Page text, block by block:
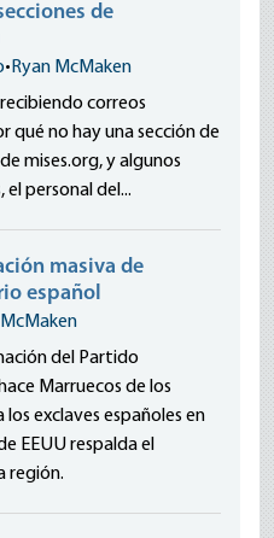
de
• Ryan McMaken
correos
no hay una sección de
mises.org, y algunos
el personal del...
masiva de
español
McMaken
del Partido
Marruecos de los
exclaves españoles en
EEUU respalda el
región.